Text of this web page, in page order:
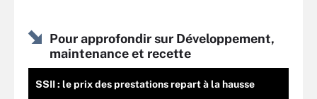
Pour approfondir sur Développement,
maintenance et recette
SSII : le prix des prestations repart à la hausse